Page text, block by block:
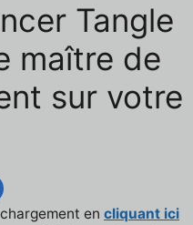
Tangle
maître de
sur votre
en cliquant ici